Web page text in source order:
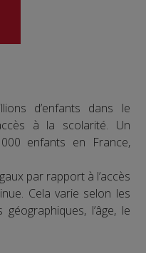
d’enfants dans le
à la scolarité. Un
enfants en France,
par rapport à l’accès
Cela varie selon les
l’âge, le